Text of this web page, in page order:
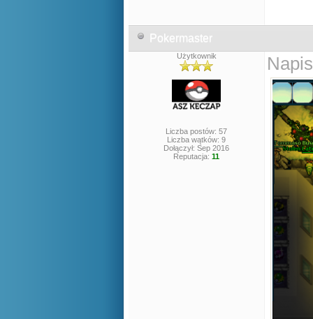
Pokermaster
Użytkownik
Liczba postów: 57
Liczba wątków: 9
Dołączył: Sep 2016
Reputacja: 11